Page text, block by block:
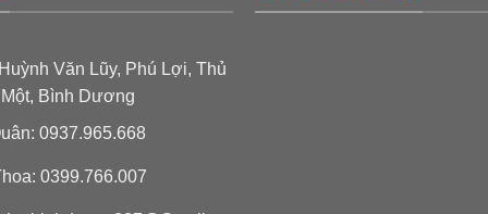
Văn Lũy, Phú Lợi, Thủ
Bình Dương
0937.965.668
0399.766.007